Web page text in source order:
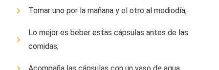
Tomar uno por la mañana y el otro al mediodía;
Lo mejor es beber estas cápsulas antes de las
comidas;
Acompaña las cápsulas con un vaso de agua.